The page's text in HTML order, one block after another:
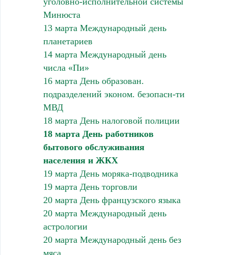
Минюста
13 марта Международный день
планетариев
14 марта Международный день
числа «Пи»
16 марта День образован.
подразделений эконом. безопасн-ти
МВД
18 марта День налоговой полиции
18 марта День работников
бытового обслуживания
населения и ЖКХ
19 марта День моряка-подводника
19 марта День торговли
20 марта День французского языка
20 марта Международный день
астрологии
20 марта Международный день без